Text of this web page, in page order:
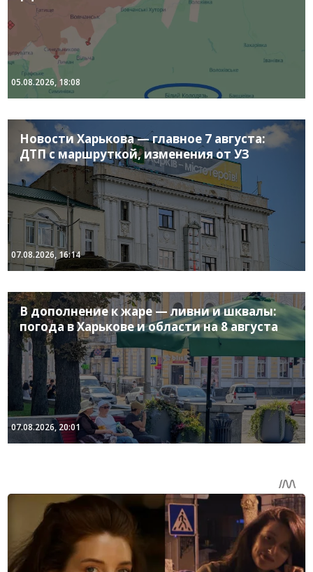
05.08.2026, 18:08
Новости Харькова — главное 7 августа:
ДТП с маршруткой, изменения от УЗ
07.08.2026, 16:14
В дополнение к жаре — ливни и шквалы:
погода в Харькове и области на 8 августа
07.08.2026, 20:01